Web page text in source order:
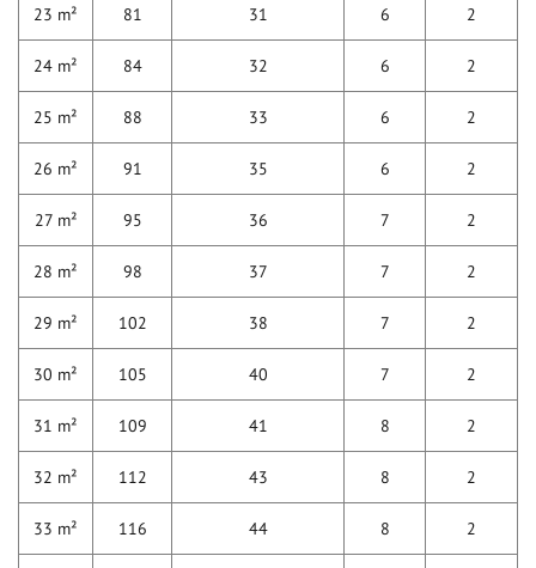
23 m² 81 31 6 2
24 m² 84 32 6 2
25 m² 88 33 6 2
26 m² 91 35 6 2
27 m² 95 36 7 2
28 m² 98 37 7 2
29 m² 102 38 7 2
30 m² 105 40 7 2
31 m² 109 41 8 2
32 m² 112 43 8 2
33 m² 116 44 8 2